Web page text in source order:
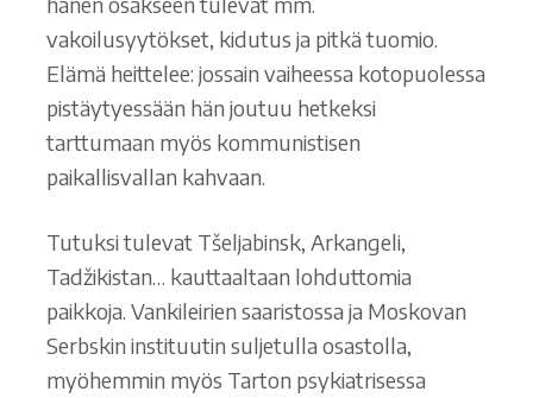
vakoilusyytökset, kidutus ja pitkä tuomio.
Elämä heittelee: jossain vaiheessa kotopuolessa
pistäytyessään hän joutuu hetkeksi
tarttumaan myös kommunistisen
paikallisvallan kahvaan.
Tutuksi tulevat Tšeljabinsk, Arkangeli,
Tadžikistan… kauttaaltaan lohduttomia
paikkoja. Vankileirien saaristossa ja Moskovan
Serbskin instituutin suljetulla osastolla,
myöhemmin myös Tarton psykiatrisessa